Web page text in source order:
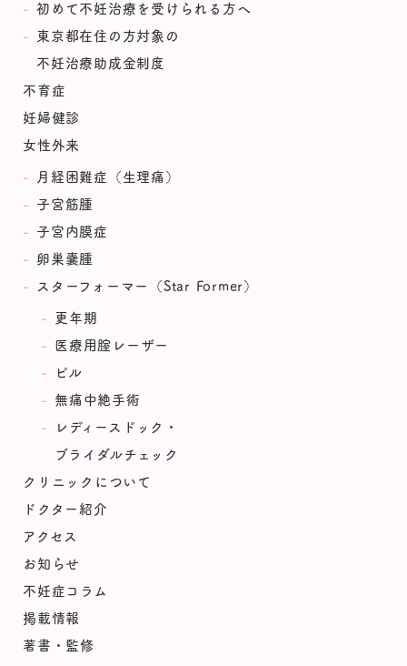
初めて不妊治療を受けられる方へ
東京都在住の方対象の
不妊治療助成金制度
不育症
妊婦健診
女性外来
月経困難症（生理痛）
子宮筋腫
子宮内膜症
卵巣嚢腫
スターフォーマー（Star Former）
更年期
医療用腟レーザー
ピル
無痛中絶手術
レディースドック・
ブライダルチェック
クリニックについて
ドクター紹介
アクセス
お知らせ
不妊症コラム
掲載情報
著書・監修